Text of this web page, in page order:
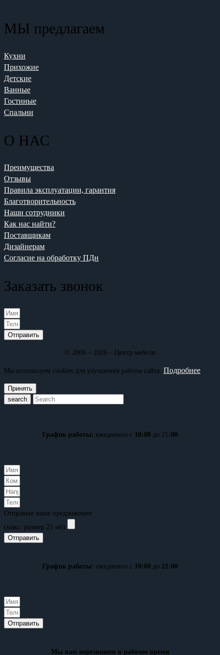
МЫ предлагаем
Кухни
Прихожие
Детские
Ванные
Гостиные
Спальни
О НАС
Преимущества
Отзывы
Правила эксплуатации, гарантия
Благотворительность
Наши сотрудники
Как нас найти?
Поставщикам
Дизайнерам
Согласие на обработку ПДн
Заказать звонок
Отправить
© 2006 – 2026 – Центр мебели
Мы используем cookies для улучшения работы сайта. Подробнее
Принять
search
График работы: ежедневно с 10:00 до 21 :00
Отправьте ваше предложение
(макс. размер 25 мб)
Отправить
График работы: ежедневно с 10:00 до 21:00
Отправить
Мы вам перезвоним в рабочее время